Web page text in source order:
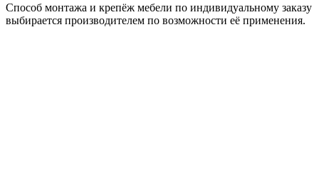
Способ монтажа и крепёж мебели по индивидуальному заказу
выбирается производителем по возможности её применения.